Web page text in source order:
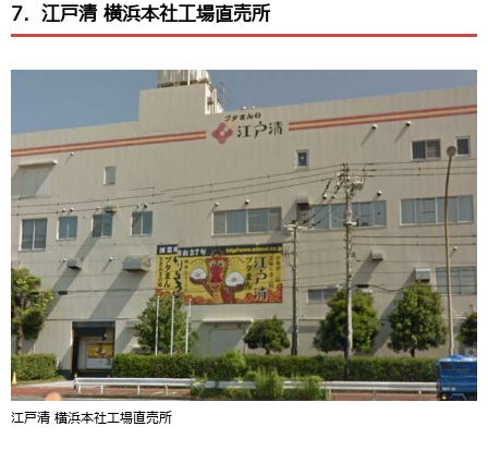
7．江戸清 横浜本社工場直売所
江戸清 横浜本社工場直売所